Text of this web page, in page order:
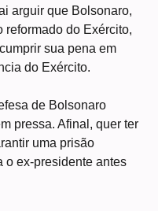
arguir que Bolsonaro,
reformado do Exército,
sua pena em
do Exército.
de Bolsonaro
pressa. Afinal, quer ter
uma prisão
o ex-presidente antes